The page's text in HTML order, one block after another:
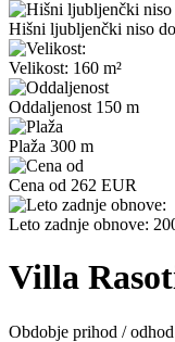
Hišni ljubljenčki niso
Velikost: 160 m²
Oddaljenost 150 m
Plaža 300 m
Cena od 262 EUR
Leto zadnje obnove:
Villa
Obdobje prihod / odhod